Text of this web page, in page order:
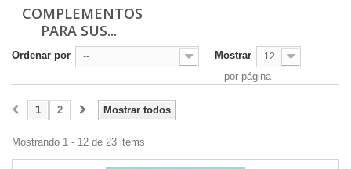
COMPLEMENTOS
PARA SUS...
Ordenar por -- Mostrar 12
por página
Mostrar todos
1 2
Mostrando 1 - 12 de 23 items